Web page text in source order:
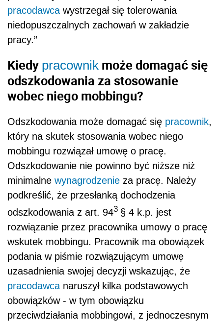
pracodawca wystrzegał się tolerowania
niedopuszczalnych zachowań w zakładzie
pracy.”
Kiedy pracownik może domagać się
odszkodowania za stosowanie
wobec niego mobbingu?
Odszkodowania może domagać się pracownik,
który na skutek stosowania wobec niego
mobbingu rozwiązał umowę o pracę.
Odszkodowanie nie powinno być niższe niż
minimalne wynagrodzenie za pracę. Należy
podkreślić, że przesłanką dochodzenia
odszkodowania z art. 943 § 4 k.p. jest
rozwiązanie przez pracownika umowy o pracę
wskutek mobbingu. Pracownik ma obowiązek
podania w piśmie rozwiązującym umowę
uzasadnienia swojej decyzji wskazując, że
pracodawcanaruszył kilka podstawowych
obowiązków - w tym obowiązku
przeciwdziałania mobbingowi, z jednoczesnym